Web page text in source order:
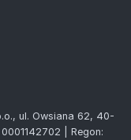
ul. Owsiana 62, 40-
| Regon: